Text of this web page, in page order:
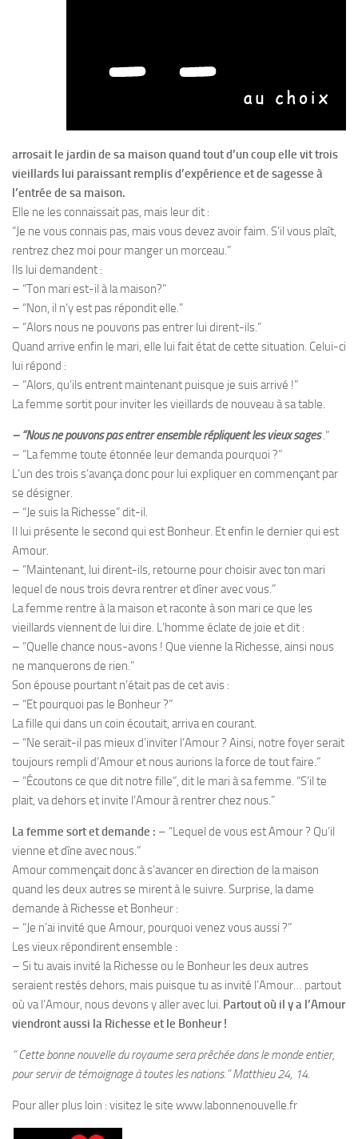
arrosait le jardin de sa maison quand tout d’un coup elle vit trois
vieillards lui paraissant remplis d’expérience et de sagesse à
l’entrée de sa maison.
Elle ne les connaissait pas, mais leur dit :
“Je ne vous connais pas, mais vous devez avoir faim. S’il vous plaît,
rentrez chez moi pour manger un morceau.”
Ils lui demandent :
– “Ton mari est-il à la maison?”
– “Non, il n’y est pas répondit elle.”
– “Alors nous ne pouvons pas entrer lui dirent-ils.”
Quand arrive enfin le mari, elle lui fait état de cette situation. Celui-ci
lui répond :
– “Alors, qu’ils entrent maintenant puisque je suis arrivé !”
La femme sortit pour inviter les vieillards de nouveau à sa table.
– “Nous ne pouvons pas entrer ensemble répliquent les vieux sages .”
– “La femme toute étonnée leur demanda pourquoi ?”
L’un des trois s’avança donc pour lui expliquer en commençant par
se désigner.
– “Je suis la Richesse” dit-il.
Il lui présente le second qui est Bonheur. Et enfin le dernier qui est
Amour.
– “Maintenant, lui dirent-ils, retourne pour choisir avec ton mari
lequel de nous trois devra rentrer et dîner avec vous.”
La femme rentre à la maison et raconte à son mari ce que les
vieillards viennent de lui dire. L’homme éclate de joie et dit :
– “Quelle chance nous-avons ! Que vienne la Richesse, ainsi nous
ne manquerons de rien.”
Son épouse pourtant n’était pas de cet avis :
– “Et pourquoi pas le Bonheur ?”
La fille qui dans un coin écoutait, arriva en courant.
– “Ne serait-il pas mieux d’inviter l’Amour ? Ainsi, notre foyer serait
toujours rempli d’Amour et nous aurions la force de tout faire.”
– “Écoutons ce que dit notre fille”, dit le mari à sa femme. “S’il te
plait, va dehors et invite l’Amour à rentrer chez nous.”
La femme sort et demande : – “Lequel de vous est Amour ? Qu’il
vienne et dîne avec nous.”
Amour commençait donc à s’avancer en direction de la maison
quand les deux autres se mirent à le suivre. Surprise, la dame
demande à Richesse et Bonheur :
– “Je n’ai invité que Amour, pourquoi venez vous aussi ?”
Les vieux répondirent ensemble :
– Si tu avais invité la Richesse ou le Bonheur les deux autres
seraient restés dehors, mais puisque tu as invité l’Amour… partout
où va l’Amour, nous devons y aller avec lui. Partout où il y a l’Amour
viendront aussi la Richesse et le Bonheur !
“ Cette bonne nouvelle du royaume sera prêchée dans le monde entier,
pour servir de témoignage à toutes les nations.” Matthieu 24, 14.
Pour aller plus loin : visitez le site www.labonnenouvelle.fr